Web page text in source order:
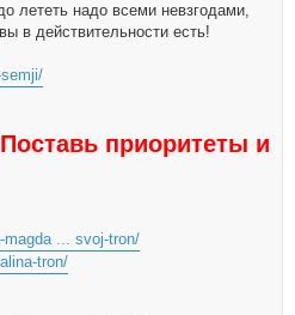
лететь надо всеми невзгодами,
в действительности есть!
приоритеты и
... svoj-tron/
tron/